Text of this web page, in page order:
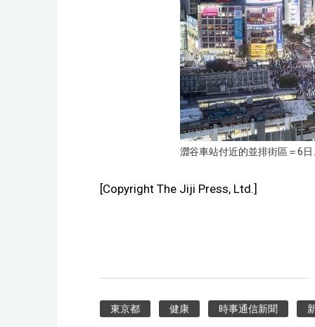
澀谷車站付近的並排街區＝6
[Copyright The Jiji Press, Ltd.]
東京都 健康 時事通信新聞